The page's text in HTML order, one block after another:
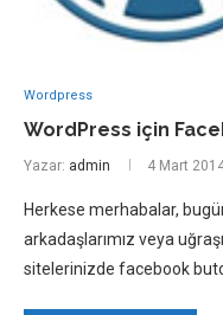
Wordpress
WordPress için
Yazar: admin 4 Mart
Herkese merhabalar,
arkadaşlarımız veya
sitelerinizde facebook